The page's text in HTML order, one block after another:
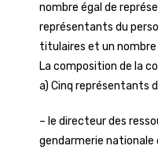
nombre égal de
représentants du
titulaires et un
La composition de la
a) Cinq représentants
– le directeur des
gendarmerie nationale